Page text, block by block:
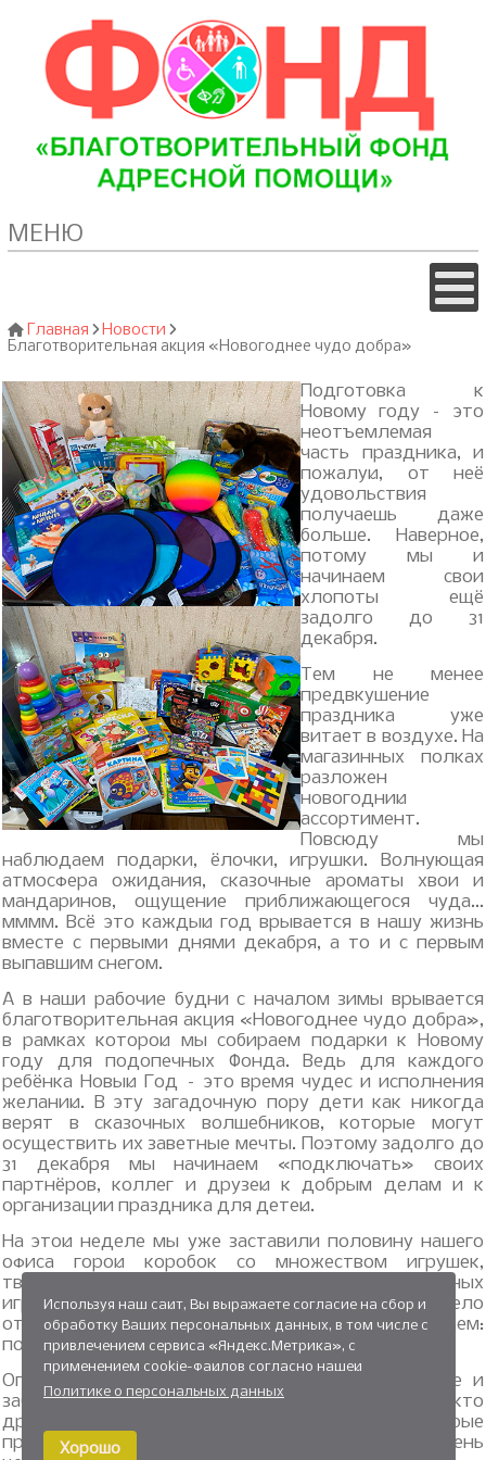
МЕНЮ
Главная
Новости
Благотворительная акция «Новогоднее чудо добра»
Подготовка к
Новому году – это
неотъемлемая
часть праздника, и
пожалуй, от неё
удовольствия
получаешь даже
больше. Наверное,
потому мы и
начинаем свои
хлопоты ещё
задолго до 31
декабря.
Тем не менее
предвкушение
праздника уже
витает в воздухе. На
магазинных полках
разложен
новогодний
ассортимент.
Повсюду мы
наблюдаем подарки, ёлочки, игрушки. Волнующая
атмосфера ожидания, сказочные ароматы хвои и
мандаринов, ощущение приближающегося чуда...
мммм. Всё это каждый год врывается в нашу жизнь
вместе с первыми днями декабря, а то и с первым
выпавшим снегом.
А в наши рабочие будни с началом зимы врывается
благотворительная акция «Новогоднее чудо добра»,
в рамках которой мы собираем подарки к Новому
году для подопечных Фонда. Ведь для каждого
ребёнка Новый Год – это время чудес и исполнения
желаний. В эту загадочную пору дети как никогда
верят в сказочных волшебников, которые могут
осуществить их заветные мечты. Поэтому задолго до
31 декабря мы начинаем «подключать» своих
партнёров, коллег и друзей к добрым делам и к
организации праздника для детей.
На этой неделе мы уже заставили половину нашего
офиса горой коробок со множеством игрушек,
творческих наборов, развивающих и развлекательных
игр, спортивных товаров и др. Так что смело
открываем свой список декабрьских дел и отмечаем:
получить первые подарки – done.
Огромное спасибо
за внимание и
заботу о детях, нуждающихся в чудесах как никто
другой. Спасибо за прекрасные подарки, которые
принесут детишкам радость и счастье. Мы очень
Используя наш сайт, Вы выражаете согласие на сбор и
обработку Ваших персональных данных, в том числе с
привлечением сервиса «Яндекс.Метрика», с
применением cookie-файлов согласно нашей
Политике о персональных данных
Хорошо